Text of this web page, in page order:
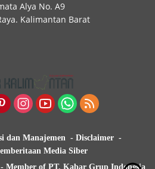
Alya No. A9
Kalimantan Barat
dan Manajemen
Disclaimer
Media Siber
Member of PT. Kabar Grup Indonesia